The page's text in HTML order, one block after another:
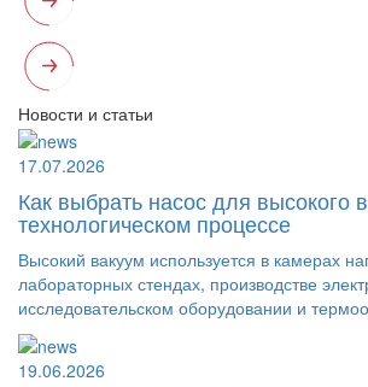
Новости и статьи
17.07.2026
Как выбрать насос для высокого
технологическом процессе
Высокий вакуум используется в камерах
лабораторных стендах, производстве
исследовательском оборудовании и
19.06.2026